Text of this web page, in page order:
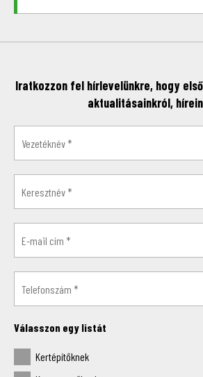
Iratkozzon fel hírlevelünkre, hogy
aktualitásainkról,
Válasszon egy listát
Kertépítőknek